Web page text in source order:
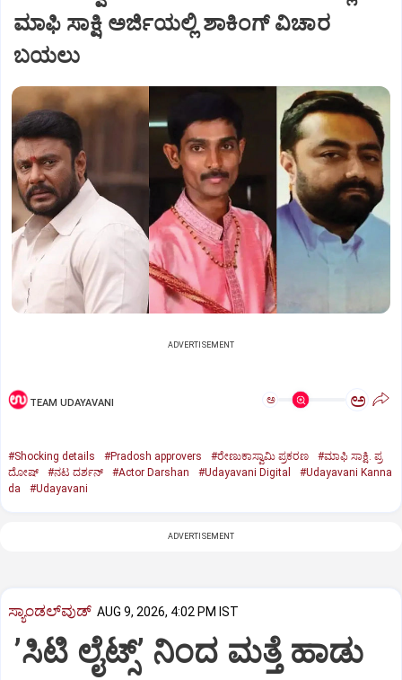
ಮಾಫಿ ಸಾಕ್ಷಿ ಅರ್ಜಿಯಲ್ಲಿ ಶಾಕಿಂಗ್‌ ವಿಚಾರ
ಬಯಲು
ADVERTISEMENT
TEAM UDAYAVANI ಅ ಅ
#Shocking details #Pradosh approvers #ರೇಣುಕಾಸ್ವಾಮಿ ಪ್ರಕರಣ
#ಮಾಫಿ ಸಾಕ್ಷಿ. ಪ್ರ
ದೋಷ್‌
#ನಟ ದರ್ಶನ್‌ #Actor Darshan #Udayavani Digital
#Udayavani Kanna
da
#Udayavani
ADVERTISEMENT
ಸ್ಯಾಂಡಲ್‌ವುಡ್‌ AUG 9, 2026, 4:02 PM IST
ʼಸಿಟಿ ಲೈಟ್ಸ್‌ʼ ನಿಂದ ಮತ್ತೆ ಹಾಡು